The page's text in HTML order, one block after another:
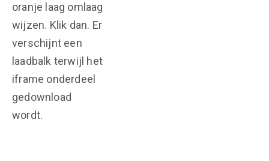
oranje laag omlaag
wijzen. Klik dan. Er
verschijnt een
laadbalk terwijl het
iframe onderdeel
gedownload
wordt.